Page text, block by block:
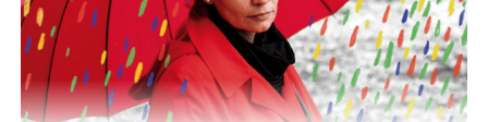
Descargar la Mu en PDF